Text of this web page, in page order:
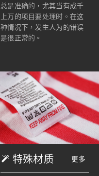
总是准确的，尤其当有成千
上万的项目要处理时。在这
种情况下，发生人为的错误
是很正常的。
特殊材质 更多